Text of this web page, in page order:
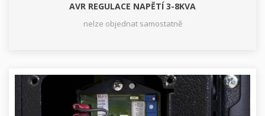
AVR REGULACE NAPĚTÍ 3-8KVA
nelze objednat samostatně